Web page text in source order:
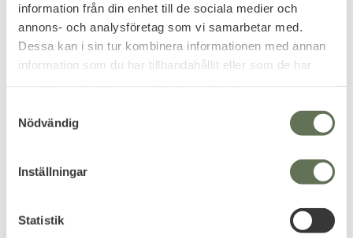
information från din enhet till de sociala medier och
annons- och analysföretag som vi samarbetar med.
Dessa kan i sin tur kombinera informationen med annan
information som du har tillhandahållit eller som de har
Nödvändig
Inställningar
Statistik
Detta ingår i paketet (till ett värde av 299kr)
(ASG20194) Gamma Blaster BBs 0.25g 6mm - 160kr
(19893) ASG Ultrair Power Propellent Gas 570ml - 139kr
Relaterade produkter